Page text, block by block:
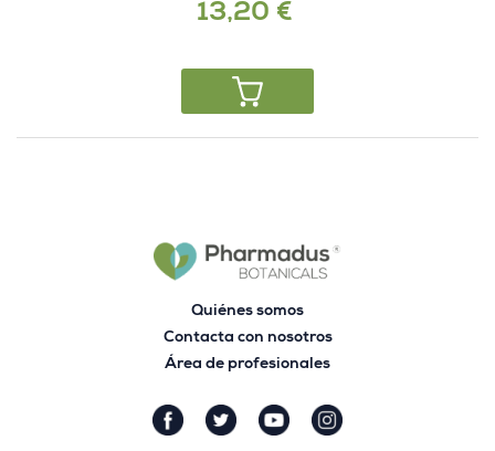
13,20 €
Quiénes somos
Contacta con nosotros
Área de profesionales